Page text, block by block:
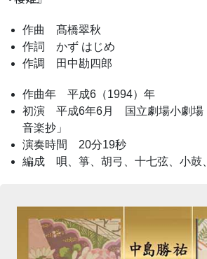
作曲 髙橋翠秋
作詞 かず はじめ
作調 田中勘四郎
作曲年 平成6（1994）年
初演 平成6年6月 国立劇場小劇場
音楽抄」
演奏時間 20分19秒
編成 唄、箏、胡弓、十七弦、小鼓